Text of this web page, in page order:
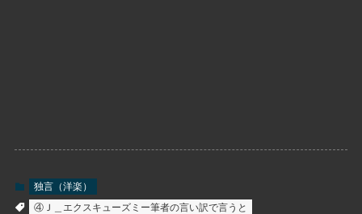
独言（洋楽）
④Ｊ＿エクスキューズミー筆者の言い訳で言うと